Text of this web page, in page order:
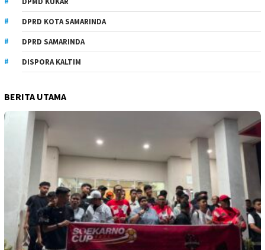
DPRD KOTA SAMARINDA
DPRD SAMARINDA
DISPORA KALTIM
BERITA UTAMA